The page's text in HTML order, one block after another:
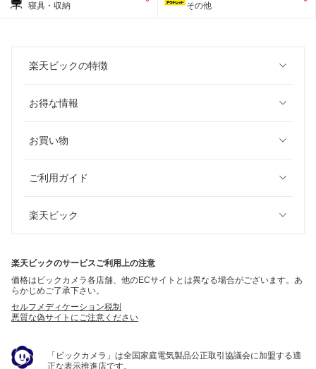
寝具・収納
その他
楽天ビックの特徴
お得な情報
お買い物
ご利用ガイド
楽天ビック
楽天ビックのサービスご利用上の注意
価格はビックカメラ各店舗、他のECサイトとは異なる場合がございます。あ
らかじめご了承下さい。
セルフメディケーション税制
悪質な偽サイトにご注意ください
「ビックカメラ」は全国家庭電気製品公正取引協議会に加盟する適
正な表示推進店です。